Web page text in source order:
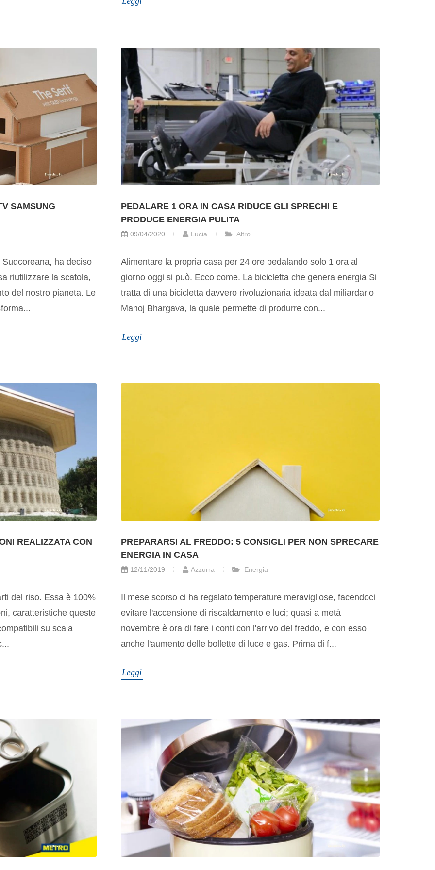
SAMSUNG
ha deciso
riutilizzare la scatola,
del nostro pianeta. Le
PEDALARE 1 ORA IN CASA RIDUCE GLI SPRECHI E
PRODUCE ENERGIA PULITA
09/04/2020 Lucia Altro
Alimentare la propria casa per 24 ore pedalando solo 1 ora al
giorno oggi si può. Ecco come. La bicicletta che genera energia Si
tratta di una bicicletta davvero rivoluzionaria ideata dal miliardario
Manoj Bhargava, la quale permette di produrre con...
Leggi
REALIZZATA CON
del riso. Essa è 100%
caratteristiche queste
su scala
PREPARARSI AL FREDDO: 5 CONSIGLI PER NON SPRECARE
ENERGIA IN CASA
12/11/2019 Azzurra Energia
Il mese scorso ci ha regalato temperature meravigliose, facendoci
evitare l'accensione di riscaldamento e luci; quasi a metà
novembre è ora di fare i conti con l'arrivo del freddo, e con esso
anche l'aumento delle bollette di luce e gas. Prima di f...
Leggi